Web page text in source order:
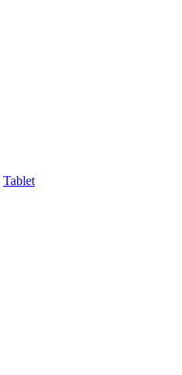
Tablet